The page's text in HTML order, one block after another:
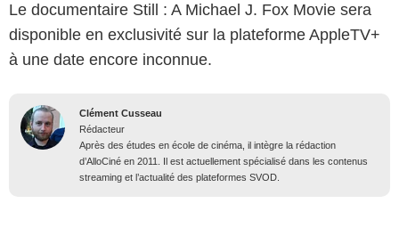
Le documentaire Still : A Michael J. Fox Movie sera
disponible en exclusivité sur la plateforme AppleTV+
à une date encore inconnue.
Clément Cusseau
Rédacteur
Après des études en école de cinéma, il intègre la rédaction
d’AlloCiné en 2011. Il est actuellement spécialisé dans les contenus
streaming et l’actualité des plateformes SVOD.